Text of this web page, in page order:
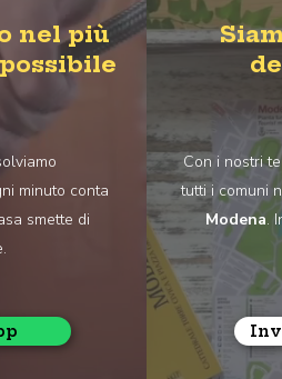
nel più
minuto conta
smette di
Con i nostri
tutti i comuni
Modena.